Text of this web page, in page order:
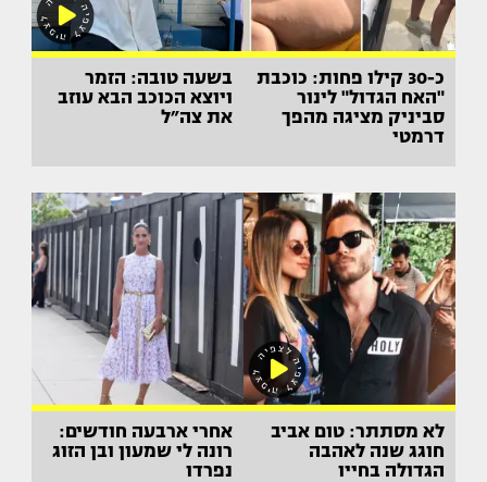
כ-30 קילו פחות: כוכבת
"האח הגדול" לינור
סביניק מציגה מהפך
דרמטי
בשעה טובה: הזמר
ויוצא הכוכב הבא עוזב
את צה״ל
לא מסתתר: טום אביב
חוגג שנה לאהבה
הגדולה בחייו
אחרי ארבעה חודשים:
רונה לי שמעון ובן הזוג
נפרדו